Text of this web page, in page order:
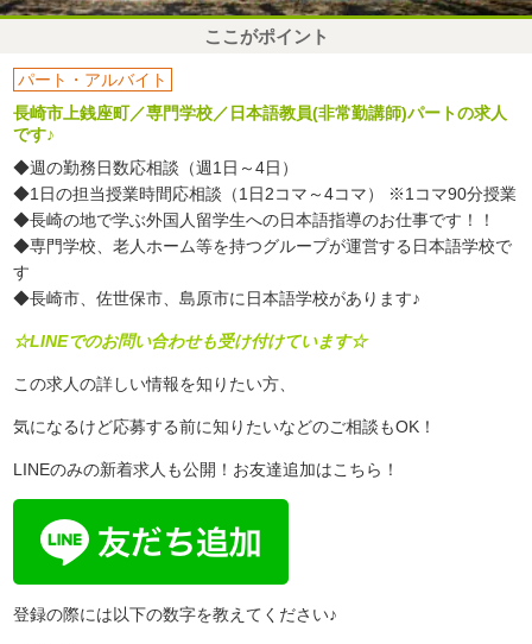
ここがポイント
パート・アルバイト
長崎市上銭座町／専門学校／日本語教員(非常勤講師)パートの求人
です♪
◆週の勤務日数応相談（週1日～4日）
◆1日の担当授業時間応相談（1日2コマ～4コマ） ※1コマ90分授業
◆長崎の地で学ぶ外国人留学生への日本語指導のお仕事です！！
◆専門学校、老人ホーム等を持つグループが運営する日本語学校で
す
◆長崎市、佐世保市、島原市に日本語学校があります♪
☆LINEでのお問い合わせも受け付けています☆
この求人の詳しい情報を知りたい方、
気になるけど応募する前に知りたいなどのご相談もOK！
LINEのみの新着求人も公開！お友達追加はこちら！
登録の際には以下の数字を教えてください♪